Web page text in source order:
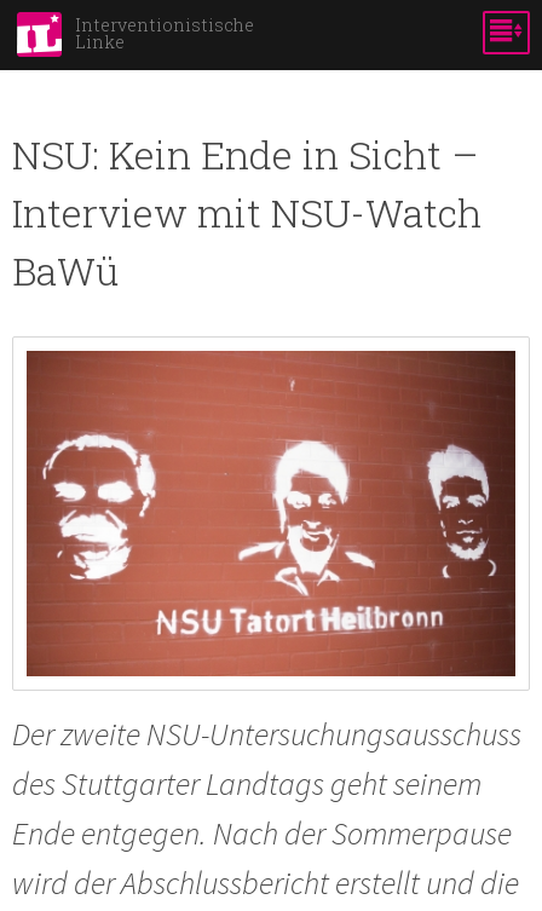
Direkt
Inhalt
Interventionistische
Linke
NSU: Kein Ende in Sicht –
Interview mit NSU-Watch
BaWü
Der zweite NSU-Untersuchungsausschuss
des Stuttgarter Landtags geht seinem
Ende entgegen. Nach der Sommerpause
wird der Abschlussbericht erstellt und die